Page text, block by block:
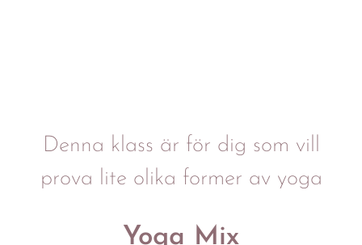
Denna klass är för dig som vill
prova lite olika former av yoga
Yoga Mix